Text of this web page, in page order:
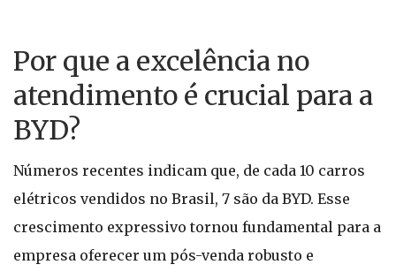
Por que a excelência no
atendimento é crucial para a
BYD?
Números recentes indicam que, de cada 10 carros
elétricos vendidos no Brasil, 7 são da BYD. Esse
crescimento expressivo tornou fundamental para a
empresa oferecer um pós-venda robusto e